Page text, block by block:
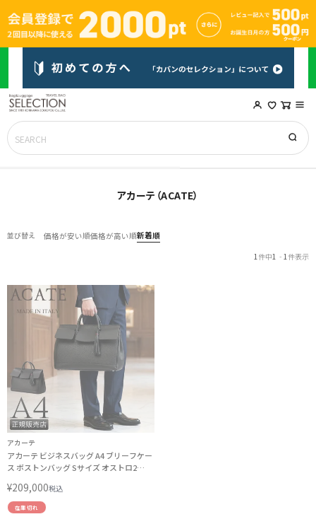
アカーテ（ACATE）
並び替え 価格が安い順価格が高い順新着順
1 件中1 - 1 件表示
アカーテ
アカーテ ビジネスバッグ A4 ブリーフケー
ス ボストンバッグ Sサイズ オストロ2
¥209,000税込
在庫切れ